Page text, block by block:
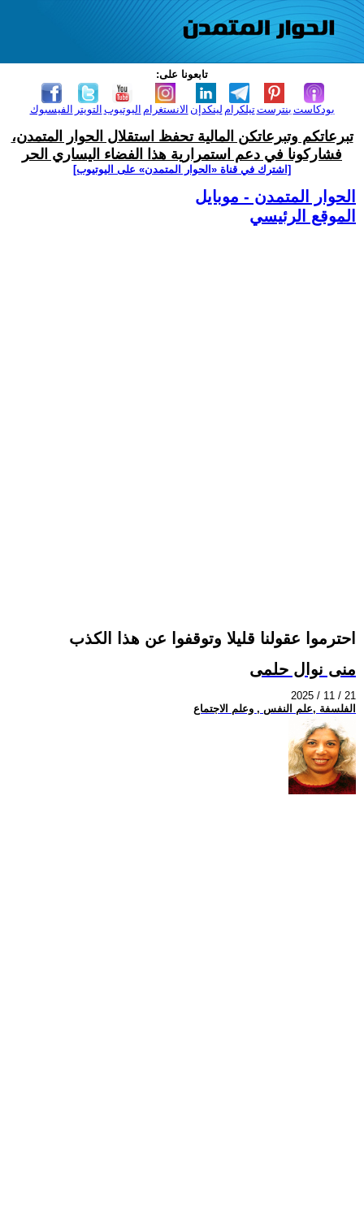
تابعونا على:
الفيسبوك التويتر اليوتيوب الانستغرام لينكدإن تيلكرامبنترست بودكاست
تبرعاتكم وتبرعاتكن المالية تحفظ استقلال الحوار المتمدن،
فشاركونا في دعم استمرارية هذا الفضاء اليساري الحر
[اشترك في قناة ‫«الحوار المتمدن» على اليوتيوب]
الحوار المتمدن - موبايل
الموقع الرئيسي
احترموا عقولنا قليلا وتوقفوا عن هذا الكذب
منى نوال حلمى
2025 / 11 / 21
الفلسفة ,علم النفس , وعلم الاجتماع